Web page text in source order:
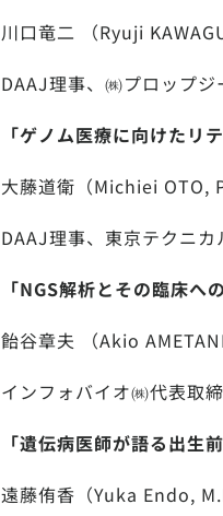
川口竜二 （Ryuji
DAAJ理事、㈱プロップジ
「ゲノム医療に向けたリ
大藤道衛（Michiei OTO,
DAAJ理事、東京テクニ
「NGS解析とその臨床へ
飴谷章夫 （Akio
インフォバイオ㈱代表取
「遺伝病医師が語る出生
遠藤侑香（Yuka Endo,